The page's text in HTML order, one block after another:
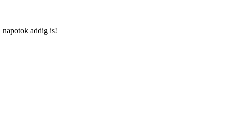
napotok addig is!